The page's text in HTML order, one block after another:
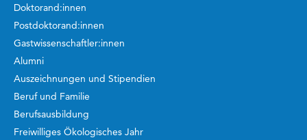
Doktorand:innen
Postdoktorand:innen
Gastwissenschaftler:innen
Alumni
Auszeichnungen und Stipendien
Beruf und Familie
Berufsausbildung
Freiwilliges Ökologisches Jahr